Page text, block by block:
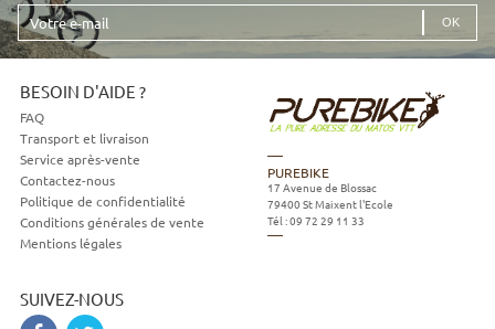
Votre
e-
mail
BESOIN D'AIDE ?
FAQ
Transport et livraison
Service après-vente
Contactez-nous
Politique de confidentialité
Conditions générales de vente
Mentions légales
SUIVEZ-NOUS
PUREBIKE
17 Avenue de Blossac
79400 St Maixent l'Ecole
Tél :09 72 29 11 33